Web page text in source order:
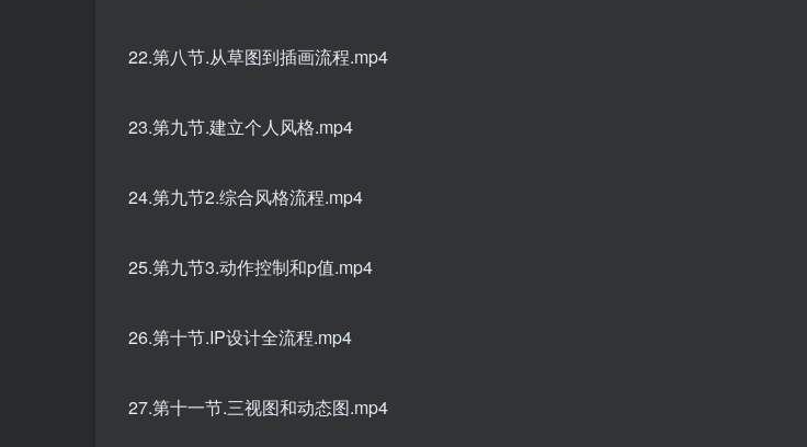
22.第八节.从草图到插画流程.mp4
23.第九节.建立个人风格.mp4
24.第九节2.综合风格流程.mp4
25.第九节3.动作控制和p值.mp4
26.第十节.IP设计全流程.mp4
27.第十一节.三视图和动态图.mp4